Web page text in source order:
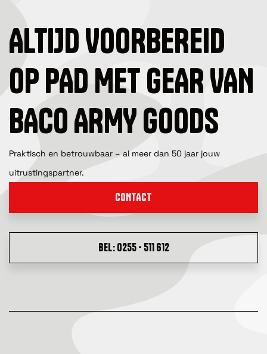
ALTIJD VOORBEREID
OP PAD MET GEAR VAN
BACO ARMY GOODS
Praktisch en betrouwbaar – al meer dan 50 jaar jouw
uitrustingspartner.
CONTACT
BEL: 0255 - 511 612